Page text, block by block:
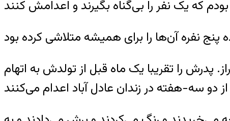
یلدای سال ۱۳۶۵ در زندن عادل آباد شیراز. پدرش را تقریبا یک ماه قبل از تولدش به اتهام